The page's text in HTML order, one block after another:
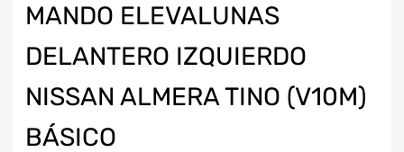
MANDO ELEVALUNAS
DELANTERO IZQUIERDO
NISSAN ALMERA TINO (V10M)
BÁSICO